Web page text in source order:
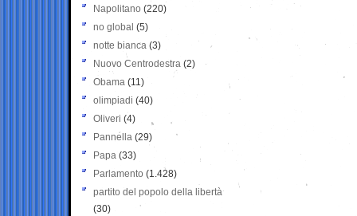
Napolitano (220)
no global (5)
notte bianca (3)
Nuovo Centrodestra (2)
Obama (11)
olimpiadi (40)
Oliveri (4)
Pannella (29)
Papa (33)
Parlamento (1.428)
partito del popolo della libertà
(30)